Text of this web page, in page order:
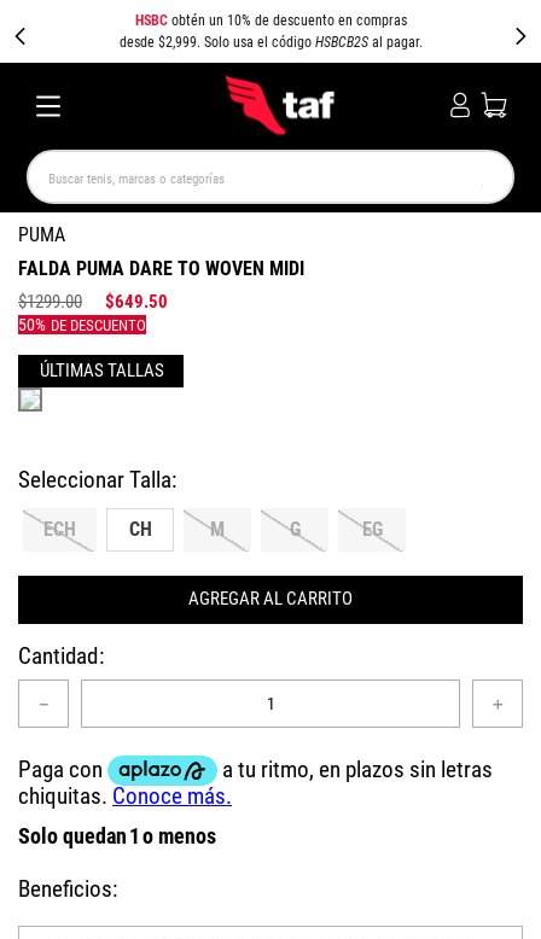
HSBCobtén un 10% de descuento en compras
desde $2,999. Solo usa el código HSBCB2Sal pagar.
Buscar tenis, marcas o categorías
PUMA
FALDA PUMA DARE TO WOVEN MIDI
$1299.00 $649.50
Colores
ECH CH M G EG
AGREGAR AL CARRITO
Cantidad
＋
－
Solo quedan 1 o menos
Beneficios:
TÉRMINOS MÁS BUSCADOS
NEW BALANCE SAMBA AIR FORCE 1
SPEEDCAT JORDAN 1